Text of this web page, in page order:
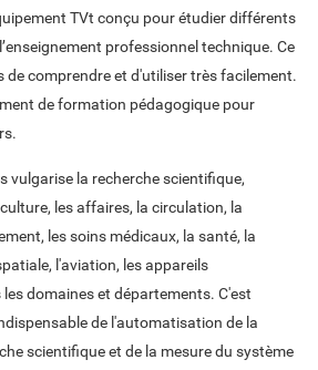
TVt conçu pour étudier différents
professionnel technique. Ce
de comprendre et d'utiliser très facilement.
de formation pédagogique pour
vulgarise la recherche scientifique,
les affaires, la circulation, la
les soins médicaux, la santé, la
l'aviation, les appareils
domaines et départements. C'est
de l'automatisation de la
scientifique et de la mesure du système